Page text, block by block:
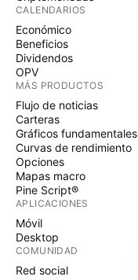
CALENDARIOS
Económico
Beneficios
Dividendos
OPV
MÁS PRODUCTOS
Flujo de noticias
Carteras
Gráficos fundamentales
Curvas de rendimiento
Opciones
Mapas macro
Pine Script®
APLICACIONES
Móvil
Desktop
COMUNIDAD
Red social